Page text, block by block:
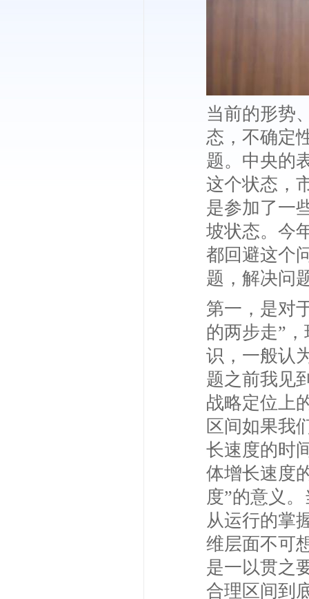
当前的形势
态，不确定
题。中央的
这个状态，
是参加了一
坡状态。今
都回避这个
题，解决问
第一，是对
的两步走”
识，一般认
题之前我见
战略定位上
区间如果我
长速度的时
体增长速度
度”的意义
从运行的掌
维层面不可
是一以贯之
合理区间到